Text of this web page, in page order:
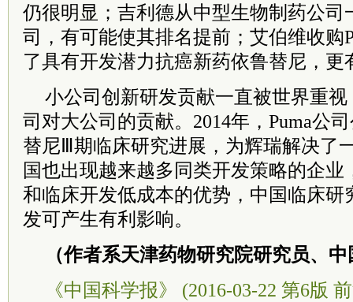
仍很明显；吉利德从中型生物制药公司
司，有可能使其排名提前；艾伯维收购
了具有开发潜力抗癌新药依鲁替尼，更
小公司创新研发贡献一直被世界重视
司对大公司的贡献。2014年，Puma公
替尼Ⅲ期临床研究进展，为辉瑞解决了
国也出现越来越多同类开发策略的企业
和临床开发低成本的优势，中国临床研
发可产生有利影响。
（作者系天津药物研究院研究员、
《中国科学报》 (2016-03-22 第6版